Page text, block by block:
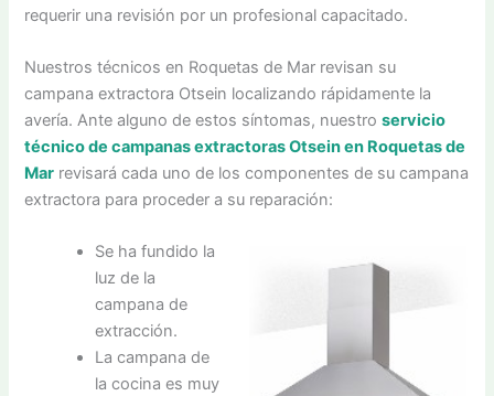
requerir una revisión por un profesional capacitado.
Nuestros técnicos en Roquetas de Mar revisan su
campana extractora Otsein localizando rápidamente la
avería. Ante alguno de estos síntomas, nuestroservicio
técnico de campanas extractoras Otsein en Roquetas de
Mar revisará cada uno de los componentes de su campana
extractora para proceder a su reparación:
Se ha fundido la
luz de la
campana de
extracción.
La campana de
la cocina es muy